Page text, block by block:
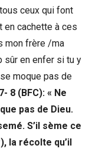
ceux qui font
cachette à ces
mon frère /ma
sûr en enfer si tu y
moque pas de
8 (BFC): « Ne
pas de Dieu.
S’il sème ce
la récolte qu’il